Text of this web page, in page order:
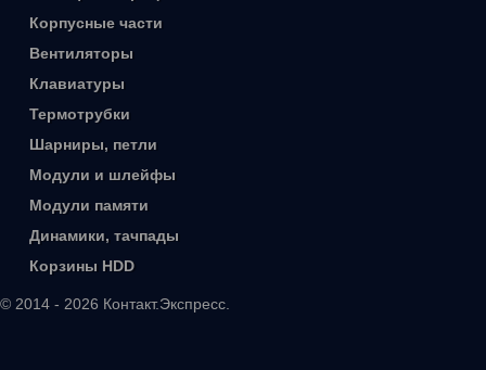
Корпусные части
Вентиляторы
Клавиатуры
Термотрубки
Шарниры, петли
Модули и шлейфы
Модули памяти
Динамики, тачпады
Корзины HDD
© 2014 - 2026 Контакт.Экспресс.